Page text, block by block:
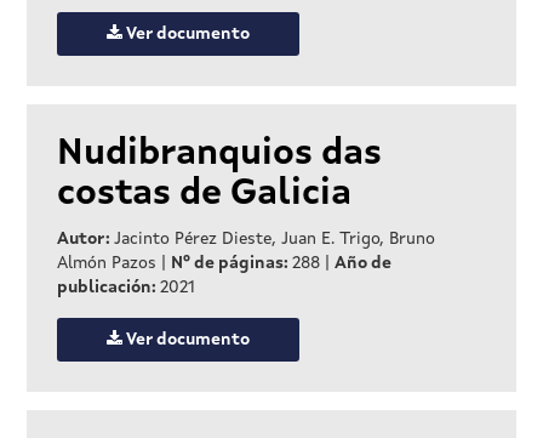
Ver documento
Nudibranquios das
costas de Galicia
Autor:Jacinto Pérez Dieste, Juan E. Trigo, Bruno
Almón Pazos
Nº de páginas:288 |Año de
publicación:2021
Ver documento